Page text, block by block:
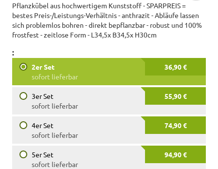
Pflanzkübel aus hochwertigem Kunststoff - SPARPREIS =
bestes Preis-/Leistungs-Verhältnis - anthrazit - Abläufe lassen
sich problemlos bohren - direkt bepflanzbar - robust und 100%
frostfest - zeitlose Form - L34,5x B34,5x H30cm
:
2er Set
36,90 €
sofort lieferbar
3er Set
55,90 €
sofort lieferbar
4er Set
74,90 €
sofort lieferbar
5er Set
94,90 €
sofort lieferbar